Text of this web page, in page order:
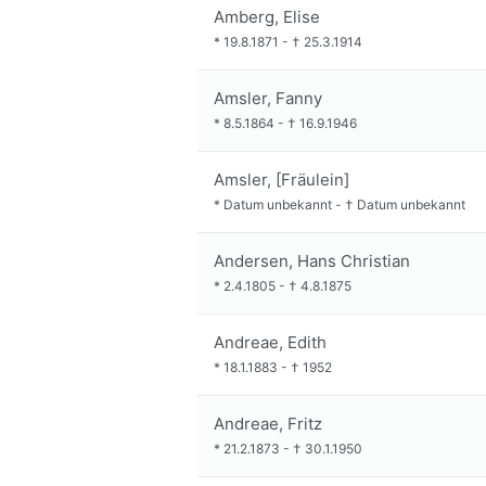
Amberg, Elise
* 19.8.1871 - † 25.3.1914
Amsler, Fanny
* 8.5.1864 - † 16.9.1946
Amsler, [Fräulein]
* Datum unbekannt - † Datum unbekannt
Andersen, Hans Christian
* 2.4.1805 - † 4.8.1875
Andreae, Edith
* 18.1.1883 - † 1952
Andreae, Fritz
* 21.2.1873 - † 30.1.1950